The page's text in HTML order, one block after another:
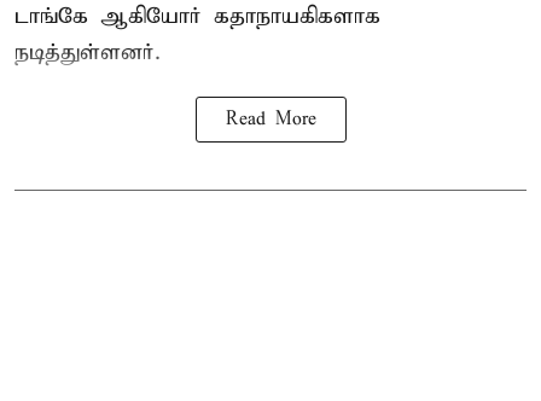
டாங்கே ஆகியோர் கதாநாயகிகளாக
நடித்துள்ளனர்.
Read More